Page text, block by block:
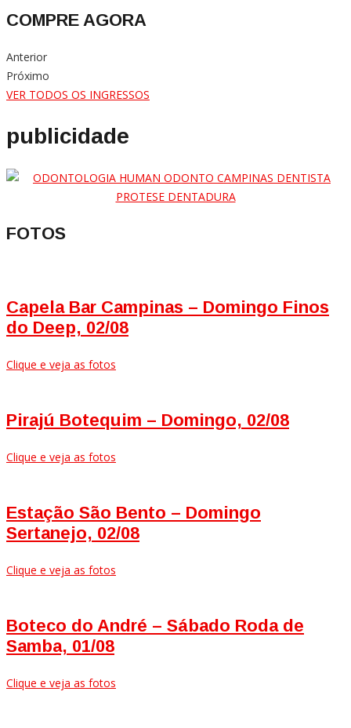
COMPRE AGORA
Anterior
Próximo
VER TODOS OS INGRESSOS
publicidade
FOTOS
Capela Bar Campinas – Domingo Finos
do Deep, 02/08
Clique e veja as fotos
Pirajú Botequim – Domingo, 02/08
Clique e veja as fotos
Estação São Bento – Domingo
Sertanejo, 02/08
Clique e veja as fotos
Boteco do André – Sábado Roda de
Samba, 01/08
Clique e veja as fotos